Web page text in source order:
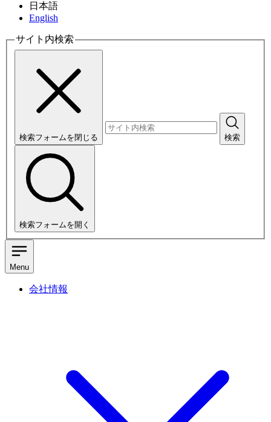
日本語
English
サイト内検索
検索フォームを閉じる 検索
検索フォームを開く
Menu
会社情報